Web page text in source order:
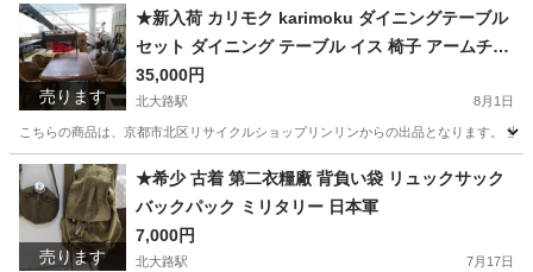
京都 京都市 北大路駅 家具
売ります
★新入荷 カリモク karimoku ダイニングテーブル
セット ダイニング テーブル イス 椅子 アームチェ
ア ベントウッド 曲げ木 ラタン 籐
35,000円
北大路駅 8月1日
こちらの商品は、京都市北区リサイクルショップリンリンからの出品となります。
京都 京都市 北大路駅 ダイニングセット
売ります
★希少 古着 第二衣糧廠 背負い袋 リュックサック
バックパック ミリタリー 日本軍
7,000円
北大路駅 7月17日